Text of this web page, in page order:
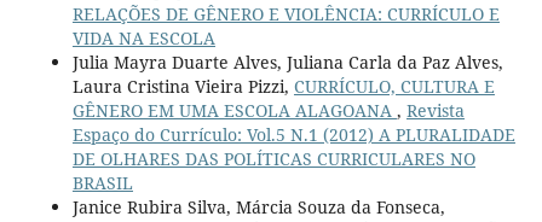
RELAÇÕES DE GÊNERO E VIOLÊNCIA: CURRÍCULO E
VIDA NA ESCOLA
Julia Mayra Duarte Alves, Juliana Carla da Paz Alves,
Laura Cristina Vieira Pizzi, CURRÍCULO, CULTURA E
GÊNERO EM UMA ESCOLA ALAGOANA , Revista
Espaço do Currículo: Vol.5 N.1 (2012) A PLURALIDADE
DE OLHARES DAS POLÍTICAS CURRICULARES NO
BRASIL
Janice Rubira Silva, Márcia Souza da Fonseca,